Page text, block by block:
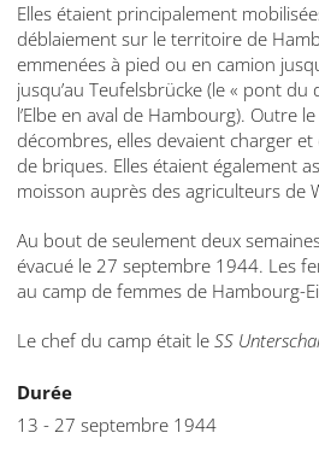
Elles étaient principalement
déblaiement sur le territoire de
emmenées à pied ou en camion
jusqu’au Teufelsbrücke (le « pont
l’Elbe en aval de Hambourg). Outre
décombres, elles devaient charger
de briques. Elles étaient également
moisson auprès des agriculteurs de
Au bout de seulement deux
évacué le 27 septembre 1944. Les
au camp de femmes de Hambourg-
Le chef du camp était le SS
Durée
13 - 27 septembre 1944